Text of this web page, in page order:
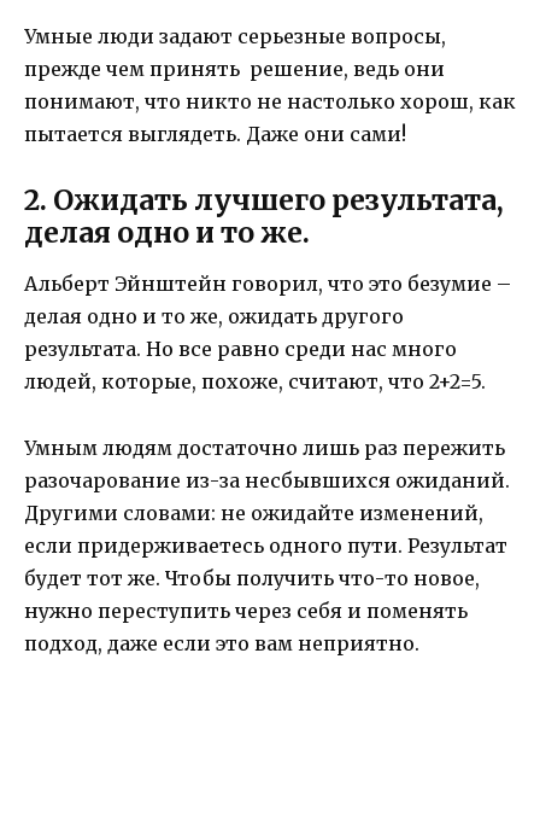
Умные люди задают серьезные вопросы,
прежде чем принять решение, ведь они
понимают, что никто не настолько хорош, как
пытается выглядеть. Даже они сами!
2. Ожидать лучшего результата,
делая одно и то же.
Альберт Эйнштейн говорил, что это безумие –
делая одно и то же, ожидать другого
результата. Но все равно среди нас много
людей, которые, похоже, считают, что 2+2=5.
Умным людям достаточно лишь раз пережить
разочарование из-за несбывшихся ожиданий.
Другими словами: не ожидайте изменений,
если придерживаетесь одного пути. Результат
будет тот же. Чтобы получить что-то новое,
нужно переступить через себя и поменять
подход, даже если это вам неприятно.